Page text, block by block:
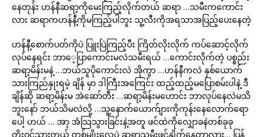
နေတုန်း ဟန်နီဆရာ့ကိုမေးကြည့်လိုက်တယ် ဆရာ …သမီးကကောင်း
လား ဆရာကဟန်နီ့ကိုမကြည့်ပါဘူး သူ့လီးကိုအရသာအပြည့်ပေးနေတဲ့
ဟန်နီ့စောက်ပတ်ကိုပဲ ပြူးပြဲကြည့်ပီး ကြိတ်လိုးလိုက် ကပ်ဆောင့်လိုက်
လုပ်နေရင်း ဘာေ့ပြာကောင်းမလဲသမီးရယ် …ကောင်းလိုက်တဲ့ ပစ္စည်း
ဆရာ့မိန်းမနဲ့ …ဘယ်သူပိုကောင်းလဲ အိုကွာ …ဟန်နီကလဲ နှစ်ယောက်
သားကြည်နှုးရမဲ့ ချိန် မှာ ဒါကြီးအကြေင်း ထည့်ထည့်မပြောစမ်းပါနဲ့ ဒီ
ချိန်ဆို ဆရာ့မိန်းမ အဲဆော်တီး …ဆရာ့မိန်းမဟောင်း ဘာလုပ်နေလဲမသိ
ဘူးနော် ဘယ်သိမလဲလို့ …သူ့နောက်ယောက်ျားကိုကုန်းနေလောက်ရော
ပေါ့ ဟယ် … အာ့ အံသြသွားခြင်းနဲ့အတူ ဖင်ထဲကိုလျှောခနဲတစ်ခုခု
တိုးဝင်သွားတယ် တစ်မျိုးလေပဲ ဆရာသမီးဖင်နှိုက်နေတာလား… ပြန်